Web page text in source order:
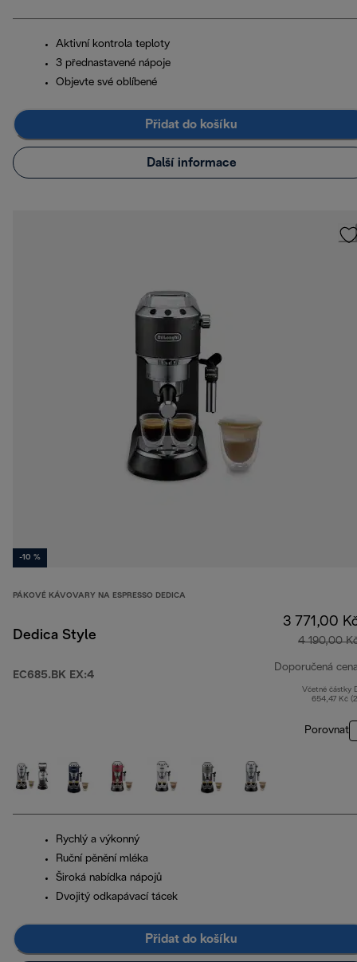
Aktivní kontrola teploty
3 přednastavené nápoje
Objevte své oblíbené
Přidat do košíku
Další informace
-10 %
PÁKOVÉ KÁVOVARY NA ESPRESSO DEDICA
Dedica Style
EC685.BK EX:4
3 771,00
4 190,00
Doporučená
Včetně částky
654,47 Kč
Porovnat
Rychlý a výkonný
Ruční pěnění mléka
Široká nabídka nápojů
Dvojitý odkapávací tácek
Přidat do košíku